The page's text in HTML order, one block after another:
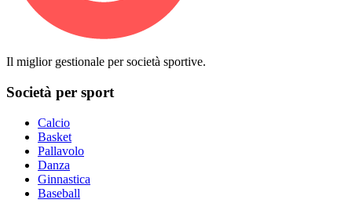
Il miglior gestionale per società sportive.
Società per sport
Calcio
Basket
Pallavolo
Danza
Ginnastica
Baseball